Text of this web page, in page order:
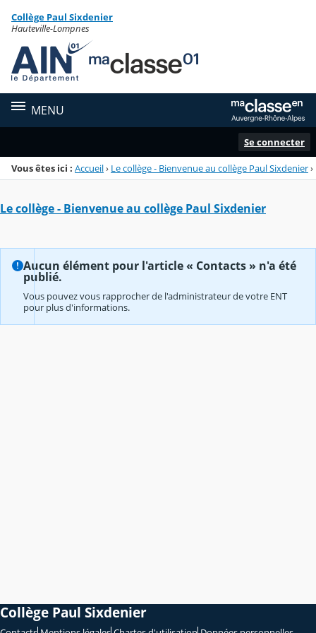
Menu de la rubrique
Contenu
Collège Paul Sixdenier
Hauteville-Lompnes
MENU
Se connecter
Vous êtes ici : Accueil› Le collège - Bienvenue au collège Paul Sixdenier›
Le collège - Bienvenue au collège Paul Sixdenier
Aucun élément pour l'article « Contacts » n'a été
publié.
Vous pouvez vous rapprocher de l'administrateur de votre ENT
pour plus d'informations.
Collège Paul Sixdenier